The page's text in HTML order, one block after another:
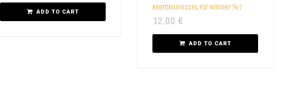
ADD TO CART
Beerdigungsset für Männer №7
12,00 €
ADD TO CART